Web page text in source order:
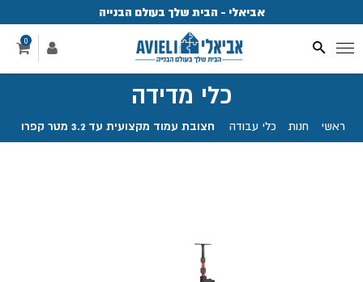
אביאלי - הבית שלך בעולם הבנייה
0
כלי מדידה
ראשי חנות כלי עבודה חצובת עמוד מקצועית עד 3.2 מטר קפרו